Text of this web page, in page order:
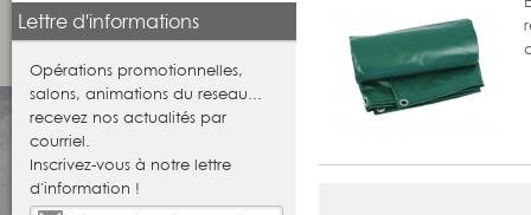
Lettre d'informations
Opérations promotionnelles,
salons, animations du reseau...
recevez nos actualités par
courriel.
Inscrivez-vous à notre lettre
d'information !